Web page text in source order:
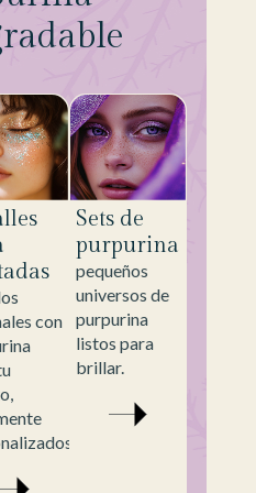
con
Sets de
purpurina
pequeños
universos de
purpurina
listos para
brillar.